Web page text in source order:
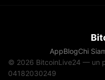
AppBlogChi
© 2026 BitcoinLive24 — un
04182030249